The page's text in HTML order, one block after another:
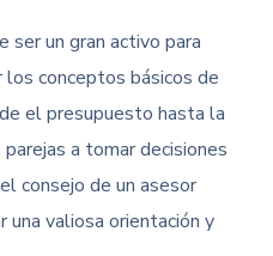
ser un gran activo para
los conceptos básicos de
el presupuesto hasta la
a tomar decisiones
consejo de un asesor
una valiosa orientación y